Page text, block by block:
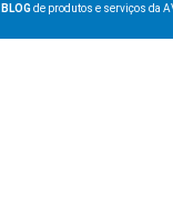
BLOGde produtos e serviços da